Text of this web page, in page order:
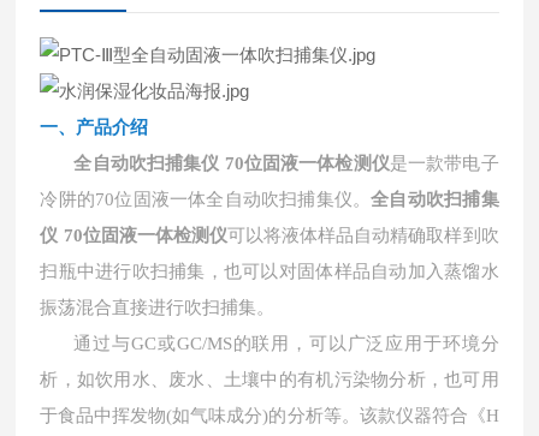
一、产品介绍
全自动吹扫捕集仪 70位固液一体检测仪是一款带电子
冷阱的70位固液一体全自动吹扫捕集仪。全自动吹扫捕集
仪 70位固液一体检测仪可以将液体样品自动精确取样到吹
扫瓶中进行吹扫捕集，也可以对固体样品自动加入蒸馏水
振荡混合直接进行吹扫捕集。
通过与GC或GC/MS的联用，可以广泛应用于环境分
析，如饮用水、废水、土壤中的有机污染物分析，也可用
于食品中挥发物(如气味成分)的分析等。该款仪器符合《H